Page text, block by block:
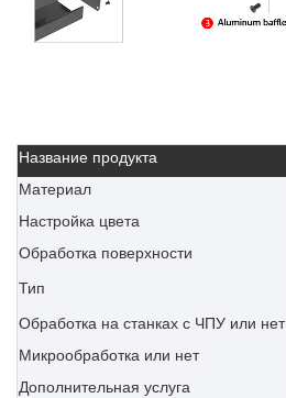
Название продукта
Материал
Настройка цвета
Обработка поверхности
Тип
Обработка на станках с ЧПУ или нет
Микрообработка или нет
Дополнительная услуга